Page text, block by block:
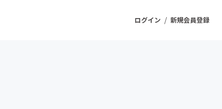
ログイン / 新規会員登録